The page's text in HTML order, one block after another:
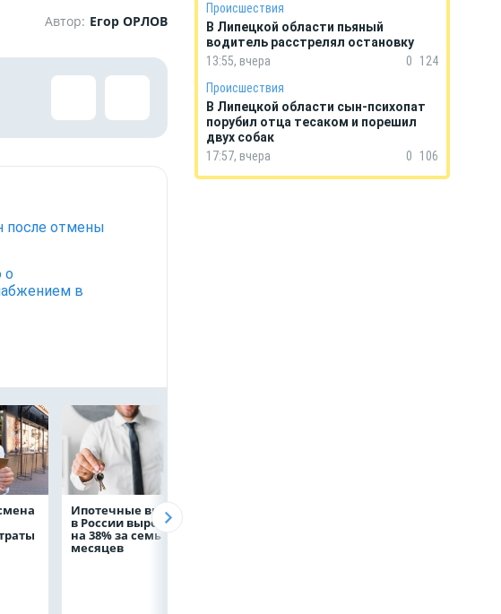
Автор: Егор ОРЛОВ
после отмены
о
в
Ипотечные выдачи
в России выросли
на 38% за семь
месяцев
Происшествия
В Липецкой области пьяный
водитель расстрелял остановку
13:55, вчера
0
124
Происшествия
В Липецкой области сын-психопат
порубил отца тесаком и порешил
двух собак
17:57, вчера
0 106